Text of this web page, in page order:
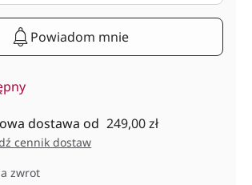
Powiadom mnie
dostawa od 249,00 zł
cennik dostaw
zwrot